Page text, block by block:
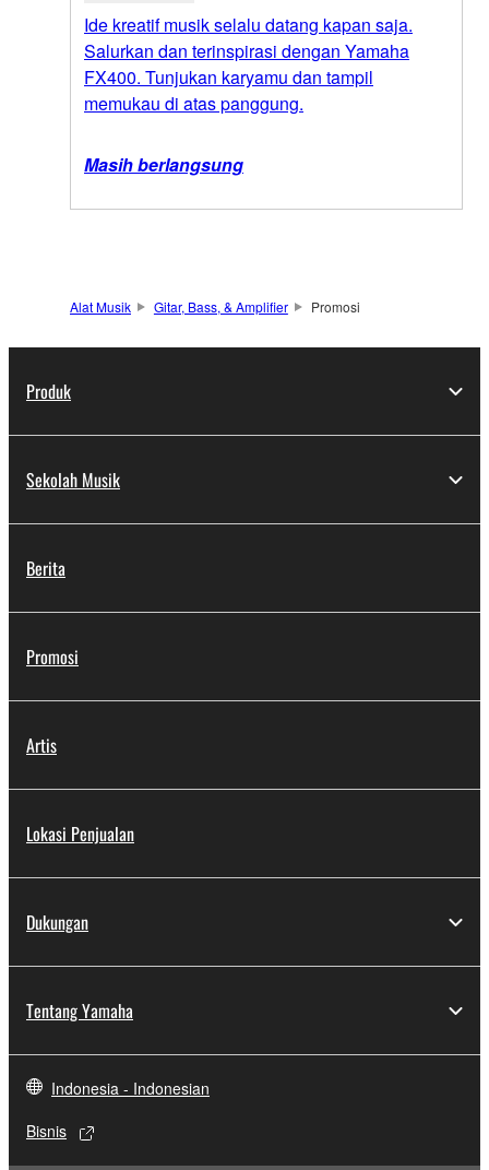
Ide kreatif musik selalu datang kapan saja.
Salurkan dan terinspirasi dengan Yamaha
FX400. Tunjukan karyamu dan tampil
memukau di atas panggung.
Masih berlangsung
Alat Musik Gitar, Bass, & Amplifier Promosi
Produk
Sekolah Musik
Berita
Promosi
Artis
Lokasi Penjualan
Dukungan
Tentang Yamaha
Indonesia - Indonesian
Bisnis